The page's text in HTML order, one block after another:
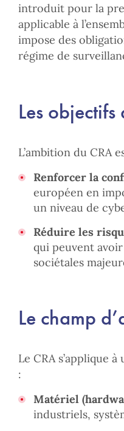
introduit pour la
applicable à
impose des
régime de
Les objectifs
L’ambition du CRA
Renforcer la
européen en
un niveau de
Réduire les
qui peuvent
sociétales
Le champ
Le CRA s’applique
:
Matériel
industriels,